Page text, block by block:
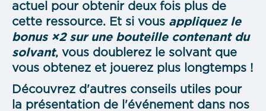
actuel pour obtenir deux fois plus de
cette ressource. Et si vous appliquez le
bonus ×2 sur une bouteille contenant du
solvant, vous doublerez le solvant que
vous obtenez et jouerez plus longtemps !
Découvrez d'autres conseils utiles pour
la présentation de l'événement dans nos